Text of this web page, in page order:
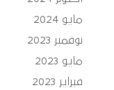
مايو 2024
نوفمبر 2023
مايو 2023
فبراير 2023